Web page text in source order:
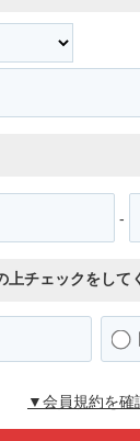
-
上チェックをして
▼会員規約を確